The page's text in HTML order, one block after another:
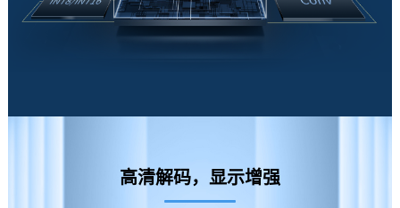
高清解码，显示增强